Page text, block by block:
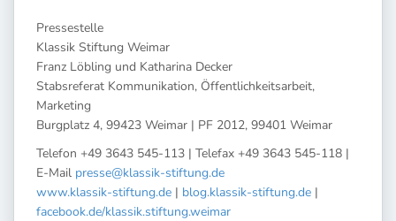
Pressestelle
Klassik Stiftung Weimar
Franz Löbling und Katharina Decker
Stabsreferat Kommunikation, Öffentlichkeitsarbeit,
Marketing
Burgplatz 4, 99423 Weimar | PF 2012, 99401 Weimar
Telefon +49 3643 545-113 | Telefax +49 3643 545-118 |
E-Mail presse@klassik-stiftung.de
www.klassik-stiftung.de | blog.klassik-stiftung.de |
facebook.de/klassik.stiftung.weimar